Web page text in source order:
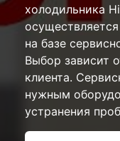
холодильника
на базе
Выбор зависит
клиента.
нужным
устранения